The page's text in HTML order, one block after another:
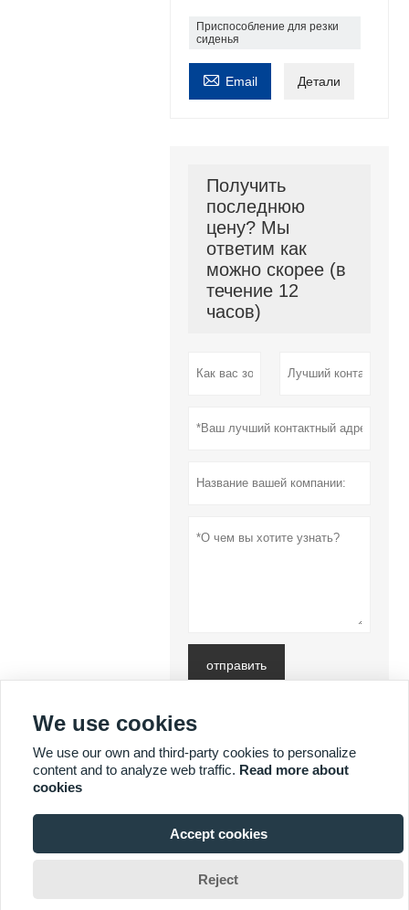

Приспособление для резки
сиденья
 Email Детали
Получить
последнюю
цену? Мы
ответим как
можно скорее (в
течение 12
часов)
отправить
БОЛЬШЕ УСЛУГ

Авторские права принадлежат компании DONGGUAN MISSION
We use cookies
We use our own and third-party cookies to personalize
content and to analyze web traffic. Read more about
cookies
Accept cookies
Reject